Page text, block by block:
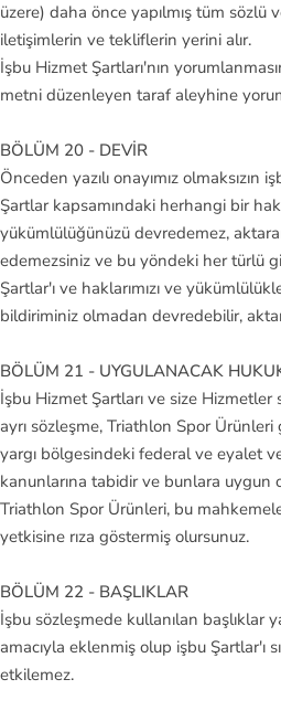
üzere) daha önce yapılmış tüm sözlü
iletişimlerin ve tekliflerin yerini alır.
İşbu Hizmet Şartları'nın
metni düzenleyen taraf aleyhine
BÖLÜM 20 - DEVİR
Önceden yazılı onayımız olmaksızın
Şartlar kapsamındaki herhangi bir
yükümlülüğünüzü devredemez,
edemezsiniz ve bu yöndeki her türlü
Şartlar'ı ve haklarımızı ve
bildiriminiz olmadan devredebilir,
BÖLÜM 21 - UYGULANACAK
İşbu Hizmet Şartları ve size
ayrı sözleşme, Triathlon Spor
yargı bölgesindeki federal ve eyalet
kanunlarına tabidir ve bunlara uygun
Triathlon Spor Ürünleri, bu
yetkisine rıza göstermiş olursunuz.
BÖLÜM 22 - BAŞLIKLAR
İşbu sözleşmede kullanılan başlıklar
amacıyla eklenmiş olup işbu Şartlar'ı
etkilemez.